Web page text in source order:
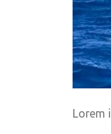
Lorem